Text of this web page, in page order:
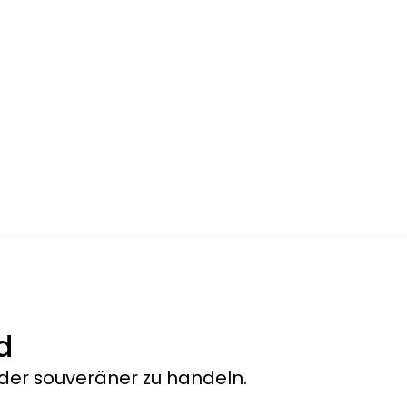
souveräner zu handeln.